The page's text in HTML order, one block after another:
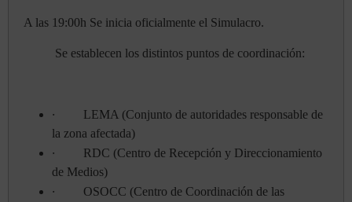
A las 19:00h Se inicia oficialmente el Simulacro.
Se establecen los distintos puntos de coordinación:
·
LEMA (Conjunto de autoridades responsable de
la zona afectada)
·
RDC (Centro de Recepción y Direccionamiento
de Medios)
·
OSOCC (Centro de Coordinación de las